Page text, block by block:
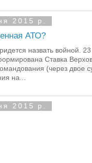
2015 р.
АТО?
назвать войной.
Ставка
(через двое
на...
2015 р.